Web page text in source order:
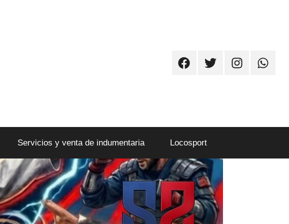
FacebookTwitter Instagram
Servicios y venta de indumentaria Locosport